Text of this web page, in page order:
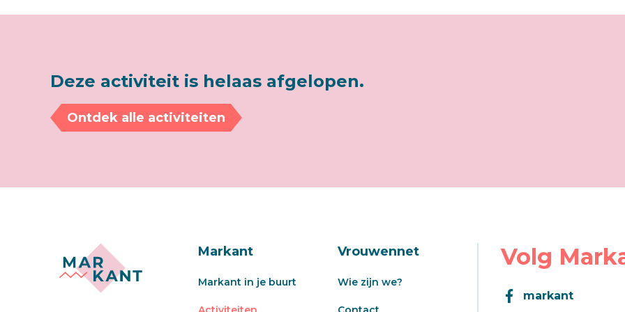
Deze activiteit is helaas afgelopen.
Ontdek alle activiteiten
Markant
Markant in je buurt
Vrouwennet
Wie zijn we?
Volg
markant